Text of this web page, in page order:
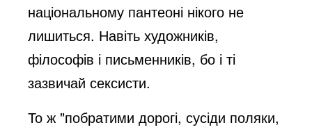
національному пантеоні нікого не
лишиться. Навіть художників,
філософів і письменників, бо і ті
зазвичай сексисти.
То ж "побратими дорогі, сусіди поляки,